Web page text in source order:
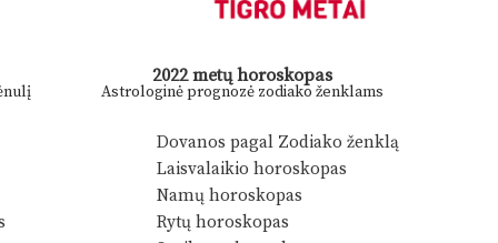
2022 metų horoskopas
Astrologinė prognozė zodiako ženklams
Dovanos pagal Zodiako ženklą
Laisvalaikio horoskopas
Namų horoskopas
Rytų horoskopas